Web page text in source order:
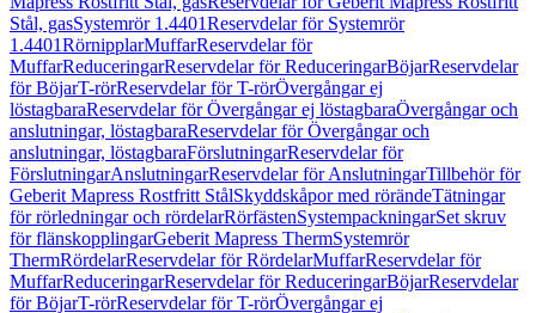
Stål, gasSystemrör 1.4401Reservdelar för Systemrör
1.4401RörnipplarMuffarReservdelar för
MuffarReduceringarReservdelar för ReduceringarBöjarReservdelar
för BöjarT-rörReservdelar för T-rörÖvergångar ej
löstagbaraReservdelar för Övergångar ej löstagbaraÖvergångar och
anslutningar, löstagbaraReservdelar för Övergångar och
anslutningar, löstagbaraFörslutningarReservdelar för
FörslutningarAnslutningarReservdelar för AnslutningarTillbehör för
Geberit Mapress Rostfritt StålSkyddskåpor med rörändeTätningar
för rörledningar och rördelarRörfästenSystempackningarSet skruv
för flänskopplingarGeberit Mapress ThermSystemrör
ThermRördelarReservdelar för RördelarMuffarReservdelar för
MuffarReduceringarReservdelar för ReduceringarBöjarReservdelar
för BöjarT-rörReservdelar för T-rörÖvergångar ej